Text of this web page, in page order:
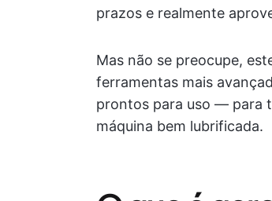
prazos e realmente
Mas não se preocupe,
ferramentas mais
prontos para uso — para
máquina bem lubrificada.